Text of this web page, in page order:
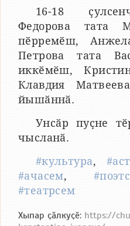
16-18
Федорова тата
пӗрремӗш,
Петрова тата
иккӗмӗш,
Клавдия
йышӑннӑ.
Унсӑр пуҫне
чысланӑ.
#культура,
#ачасем,
#театрсем
Хыпар ҫӑлкуҫӗ: https://